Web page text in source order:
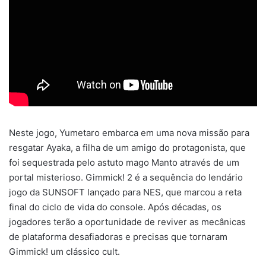
Neste jogo, Yumetaro embarca em uma nova missão para
resgatar Ayaka, a filha de um amigo do protagonista, que
foi sequestrada pelo astuto mago Manto através de um
portal misterioso. Gimmick! 2 é a sequência do lendário
jogo da SUNSOFT lançado para NES, que marcou a reta
final do ciclo de vida do console. Após décadas, os
jogadores terão a oportunidade de reviver as mecânicas
de plataforma desafiadoras e precisas que tornaram
Gimmick! um clássico cult.